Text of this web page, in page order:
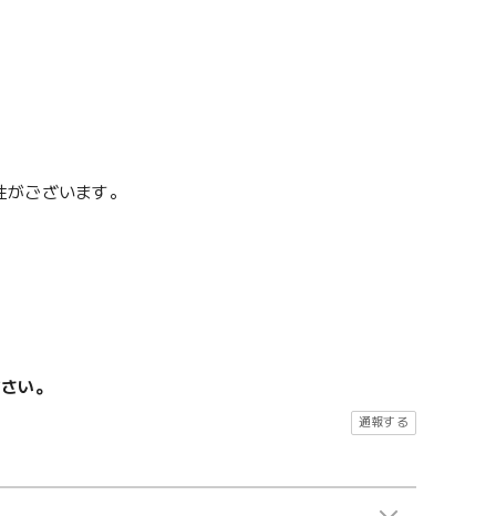
ございます。
い。
通報する